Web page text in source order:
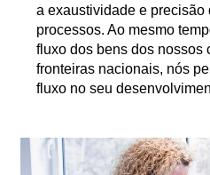
a exaustividade e precisão
processos. Ao mesmo
fluxo dos bens dos nossos
fronteiras nacionais, nós
fluxo no seu